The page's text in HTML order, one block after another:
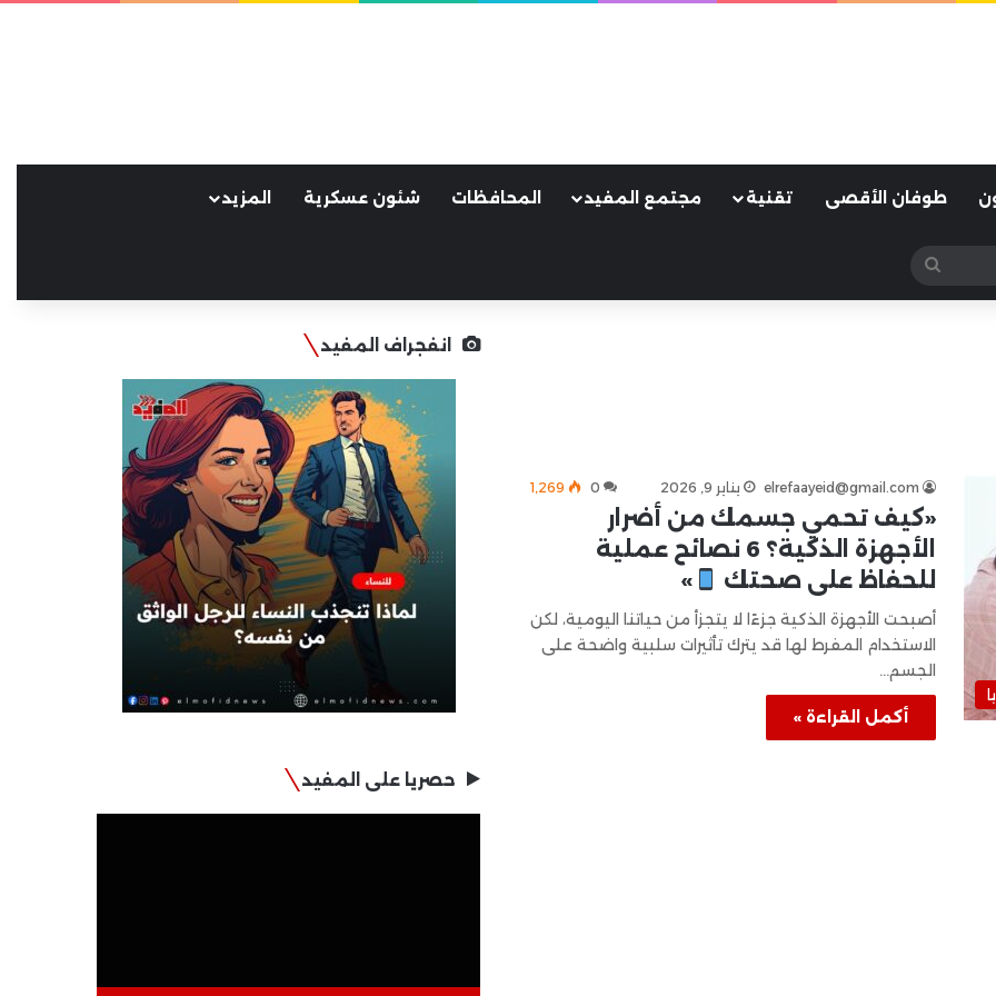
طوفان الأقصى تقنية مجتمع المفيد المحافظات شئون عسكرية المزيد
بحث
عن
elrefaayeid@gmail.com يناير 9, 2026 0 1٬269
«كيف تحمي جسمك من أضرار
الأجهزة الذكية؟ 6 نصائح عملية
للحفاظ على صحتك
»
أصبحت الأجهزة الذكية جزءًا لا يتجزأ من حياتنا اليومية، لكن
الاستخدام المفرط لها قد يترك تأثيرات سلبية واضحة على
الجسم…
أكمل القراءة »
انفجراف المفيد
حصريا على المفيد